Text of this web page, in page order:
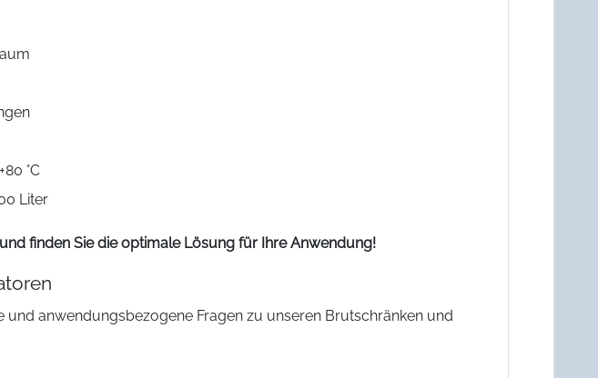
°C
Liter
finden Sie die optimale Lösung für Ihre Anwendung!
und anwendungsbezogene Fragen zu unseren Brutschränken und